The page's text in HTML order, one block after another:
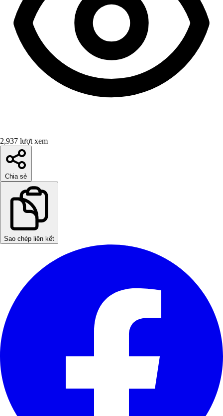
2,937 lượt xem
Chia sẻ
Sao chép liên kết